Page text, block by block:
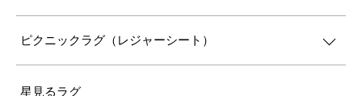
ピクニックラグ（レジャーシート）
星見るラグ